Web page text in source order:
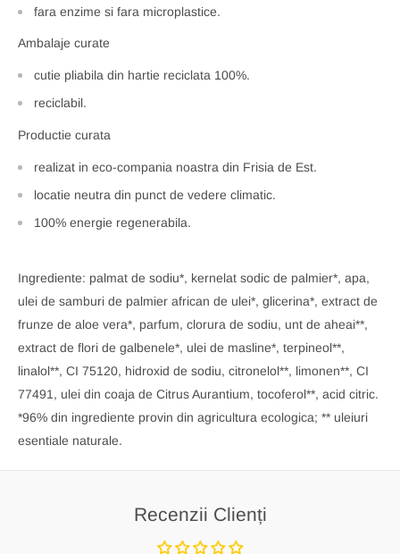
fara enzime si fara microplastice.
Ambalaje curate
cutie pliabila din hartie reciclata 100%.
reciclabil.
Productie curata
realizat in eco-compania noastra din Frisia de Est.
locatie neutra din punct de vedere climatic.
100% energie regenerabila.
Ingrediente: palmat de sodiu*, kernelat sodic de palmier*, apa,
ulei de samburi de palmier african de ulei*, glicerina*, extract de
frunze de aloe vera*, parfum, clorura de sodiu, unt de aheai**,
extract de flori de galbenele*, ulei de masline*, terpineol**,
linalol**, CI 75120, hidroxid de sodiu, citronelol**, limonen**, CI
77491, ulei din coaja de Citrus Aurantium, tocoferol**, acid citric.
*96% din ingrediente provin din agricultura ecologica; ** uleiuri
esentiale naturale.
Recenzii Clienți